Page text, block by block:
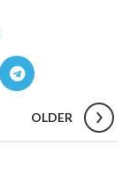
OLDER